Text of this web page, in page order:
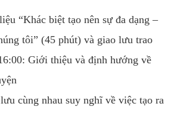
“Khác biệt tạo nên sự đa dạng –
tôi” (45 phút) và giao lưu trao
Giới thiệu và định hướng về
cùng nhau suy nghĩ về việc tạo ra